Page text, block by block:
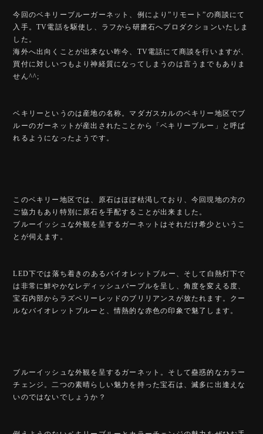
今回のベキリーブルーガーネット、例により”リモート”の商談にて
入手。TV電話を駆使し、ラフから研磨石へプロダクションいたしま
した。
海外へ出向くことが出来ない昨今、TV電話にて商談を行いますが、
買付に対しいつもより神経質になってしまうのは言うまでもありま
せん^^;
ベキリーというのは産地の名称。マダガスカルのベキリー地区でブ
ルーのガーネットが産出されたことから「ベキリーブルー」と呼ば
れるようになったようです。
このベキリー地区では、原石はほぼ枯渇しており、今回現地の方の
ご協力もあり特別に原石を手配することが出来ました。
ブルーイッシュな外観を呈するガーネットはそれだけ希少というこ
とが伺えます。
LED下では落ち着きのあるバイオレットブルー、そして白熱灯下で
は非常に鮮やかなレディッシュパープルを呈し、角度を変える度、
宝石内部からラズベリーレッドのブリリアンスが放たれます。クー
ルなバイオレットブルーと、情熱的な赤色の印象で魅了します。
ブルーイッシュな外観を呈するガーネット。そして蠱惑的なカラー
チェンジ。二つの素晴らしい魅力を持った宝石は、滅多に出逢えな
いのではないでしょうか？